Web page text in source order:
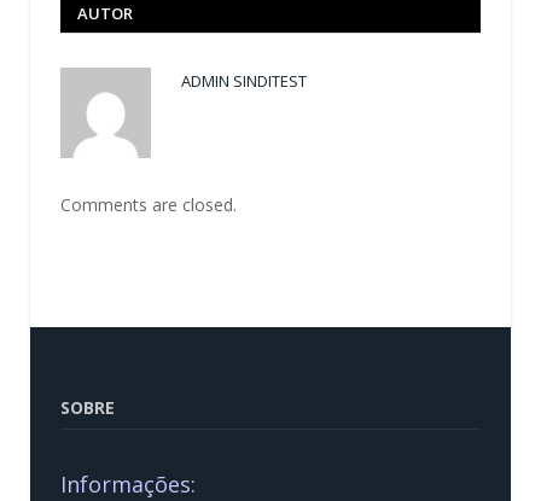
AUTOR
ADMIN SINDITEST
Comments are closed.
SOBRE
Informações: